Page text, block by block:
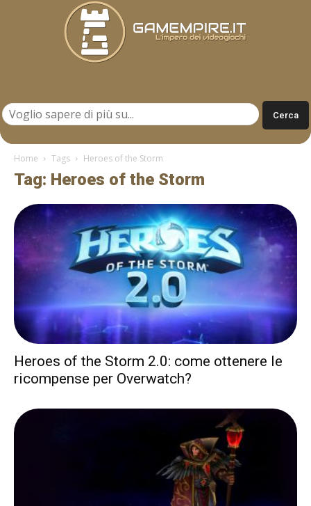
Home Tags Heroes of the Storm
Tag: Heroes of the Storm
Heroes of the Storm 2.0: come ottenere le
ricompense per Overwatch?